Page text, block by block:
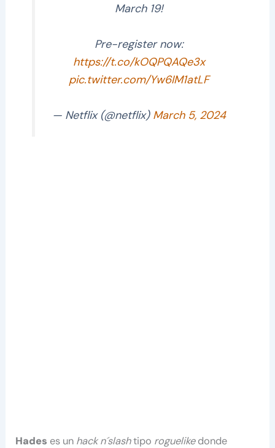
March 19!
Pre-register now:
https://t.co/kOQPQAQe3x
pic.twitter.com/Yw6IM1atLF
— Netflix (@netflix) March 5, 2024
Hades es un hack n´slashtipo roguelikedonde